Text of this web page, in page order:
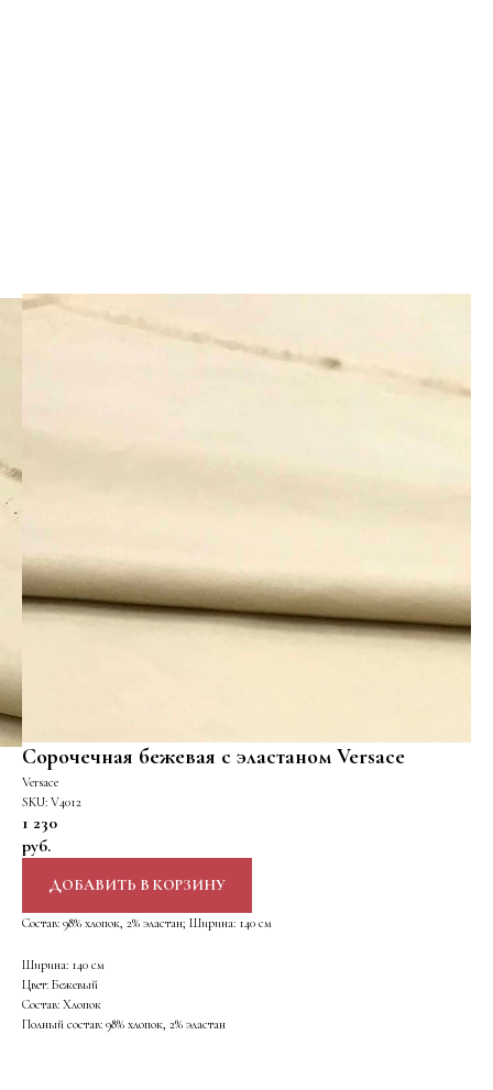
Сорочечная бежевая с эластаном Versace
Versace
SKU: V4012
1 230
руб.
ДОБАВИТЬ В КОРЗИНУ
Состав: 98% хлопок, 2% эластан; Ширина: 140 см
Ширина: 140 см
Цвет: Бежевый
Состав: Хлопок
Полный состав: 98% хлопок, 2% эластан